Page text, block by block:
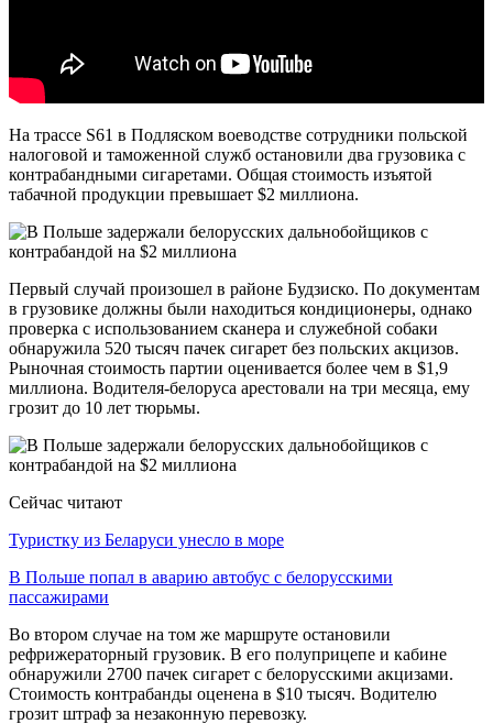
На трассе S61 в Подляском воеводстве сотрудники польской
налоговой и таможенной служб остановили два грузовика с
контрабандными сигаретами. Общая стоимость изъятой
табачной продукции превышает $2 миллиона.
Первый случай произошел в районе Будзиско. По документам
в грузовике должны были находиться кондиционеры, однако
проверка с использованием сканера и служебной собаки
обнаружила 520 тысяч пачек сигарет без польских акцизов.
Рыночная стоимость партии оценивается более чем в $1,9
миллиона. Водителя-белоруса арестовали на три месяца, ему
грозит до 10 лет тюрьмы.
Сейчас читают
Туристку из Беларуси унесло в море
В Польше попал в аварию автобус с белорусскими
пассажирами
Во втором случае на том же маршруте остановили
рефрижераторный грузовик. В его полуприцепе и кабине
обнаружили 2700 пачек сигарет с белорусскими акцизами.
Стоимость контрабанды оценена в $10 тысяч. Водителю
грозит штраф за незаконную перевозку.